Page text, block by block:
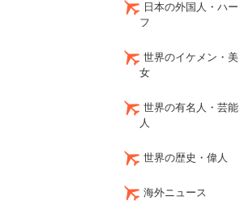
日本の外国人・ハー
フ
世界のイケメン・美
女
世界の有名人・芸能
人
世界の歴史・偉人
海外ニュース